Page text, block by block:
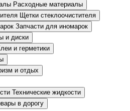
Расходные материалы
Щетки стеклоочистителя
Запчасти для иномарок
и диски
и герметики
и отдых
Технические жидкости
в дорогу